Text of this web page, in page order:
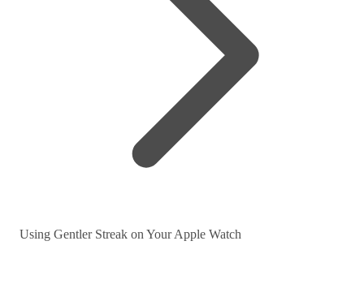
Using Gentler Streak on Your Apple Watch